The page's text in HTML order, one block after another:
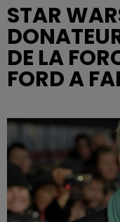
STAR
DE LA
FORD A